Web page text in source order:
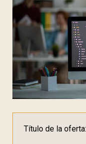
Título de la